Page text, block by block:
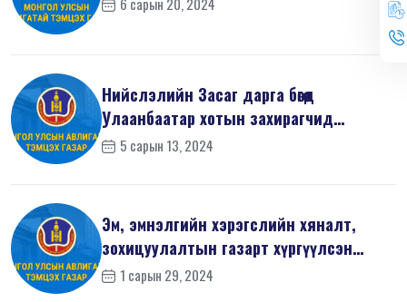
Нийслэлийн Засаг дарга бөгөөд
Улаанбаатар хотын захирагчид
хүргүүлсэн ...
5 сарын 13, 2024
Эм, эмнэлгийн хэрэгслийн хяналт,
зохицуулалтын газарт хүргүүлсэн
Зөвлө...1 сарын 29, 2024